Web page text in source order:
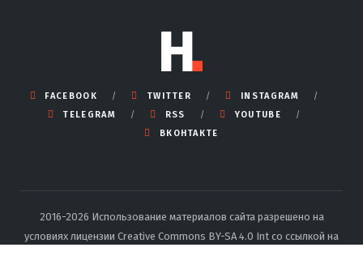
FACEBOOK TWITTER
INSTAGRAM
TELEGRAM
RSS
YOUTUBE
ВКОНТАКТЕ
2016-2026 Использование материалов сайта разрешено на
условиях лицензии Creative Commons BY-SA 4.0 Int со ссылкой на